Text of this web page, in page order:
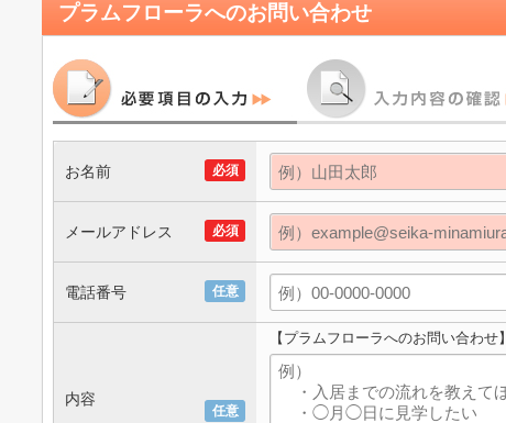
プラムフローラへのお問い合わせ
必須
お名前
必須
メールアドレス
任意
電話番号
任意
内容
【プラムフローラへのお問い合わせ】